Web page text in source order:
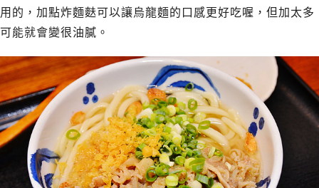
用的，加點炸麵麩可以讓烏龍麵的口感更好吃喔，但加太多
可能就會變很油膩。